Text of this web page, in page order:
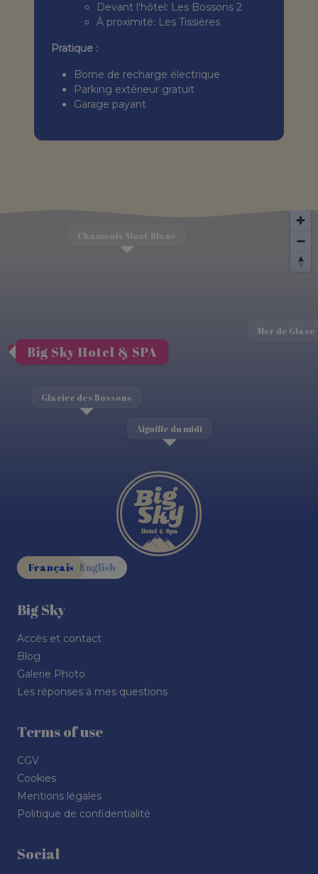
Devant l'hôtel: Les Bossons 2
À proximité: Les Tissières
Pratique :
Borne de recharge électrique
Parking extérieur gratuit
Garage payant
Chamonix-Mont-Blanc
Mer de Glace
Glacier des Bossons
Aiguille du midi
Big Sky Hotel & SPA
Français English
Big Sky
Accès et contact
Blog
Galerie Photo
Les réponses à mes questions
Terms of use
CGV
Cookies
Mentions légales
Politique de confidentialité
Social